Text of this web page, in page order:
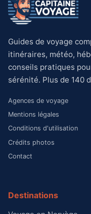
Guides de voyage
itinéraires, météo,
conseils pratiques
sérénité. Plus de 140
Agences de voyage
Mentions légales
Conditions d'utilisation
Crédits photos
Contact
Destinations